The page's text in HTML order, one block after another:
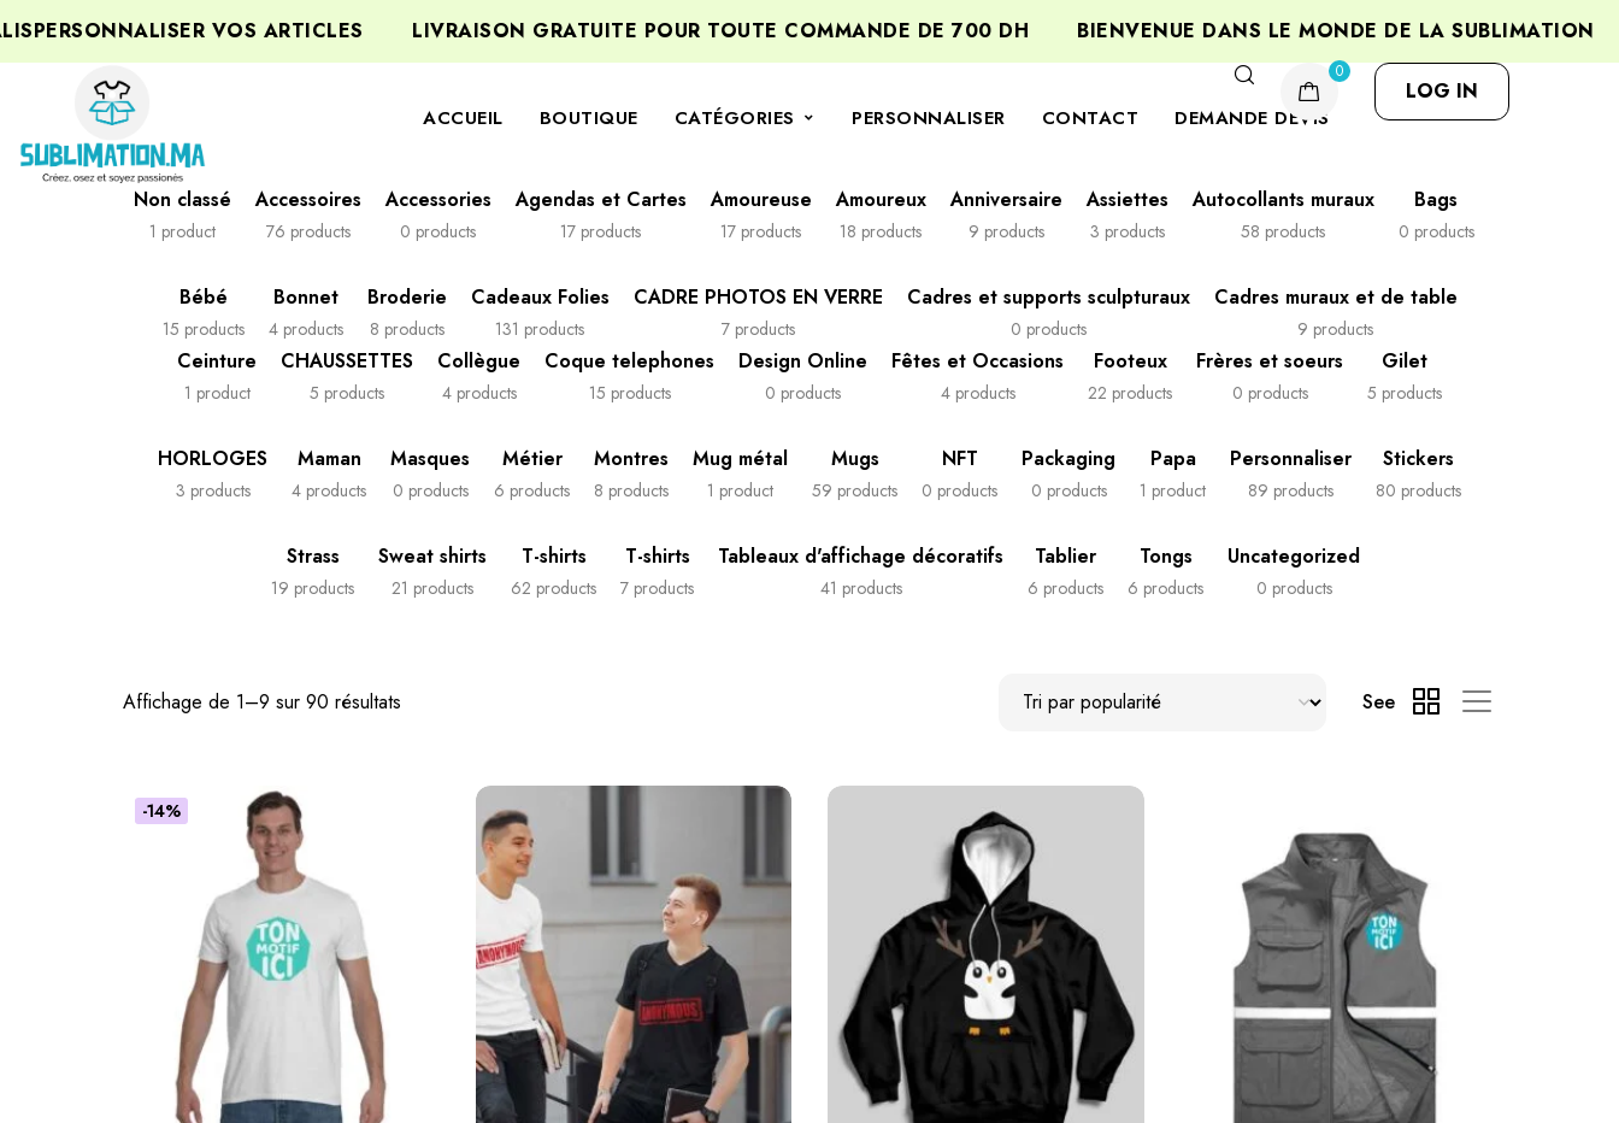
VOS ARTICLES LIVRAISON GRATUITE POUR TOUTE COMMANDE DE 700 DH BIENVENUE DANS LE MONDE DE LA SUBLIMATION
ACCUEIL BOUTIQUE CATÉGORIES PERSONNALISER CONTACT DEMANDE DEVIS
0
LOG IN
Non classé
1 product
Accessoires
76 products
Accessories
0 products
Agendas et Cartes
17 products
Amoureuse
17 products
Amoureux
18 products
Anniversaire
9 products
Assiettes
3 products
Autocollants muraux
58 products
Bags
0 products
Bébé
15 products
Bonnet
4 products
Broderie
8 products
Cadeaux Folies
131 products
CADRE PHOTOS EN VERRE
7 products
Cadres et supports sculpturaux
0 products
Cadres muraux et de table
9 products
Ceinture
1 product
CHAUSSETTES
5 products
Collègue
4 products
Coque telephones
15 products
Design Online
0 products
Fêtes et Occasions
4 products
Footeux
22 products
Frères et soeurs
0 products
Gilet
5 products
HORLOGES
3 products
Maman
4 products
Masques
0 products
Métier
6 products
Montres
8 products
Mug métal
1 product
Mugs
59 products
NFT
0 products
Packaging
0 products
Papa
1 product
Personnaliser
89 products
Stickers
80 products
Strass
19 products
Sweat shirts
21 products
T-shirts
62 products
T-shirts
7 products
Tableaux d'affichage décoratifs
41 products
Tablier
6 products
Tongs
6 products
Uncategorized
0 products
Affichage de 1–9 sur 90 résultats See
-14%